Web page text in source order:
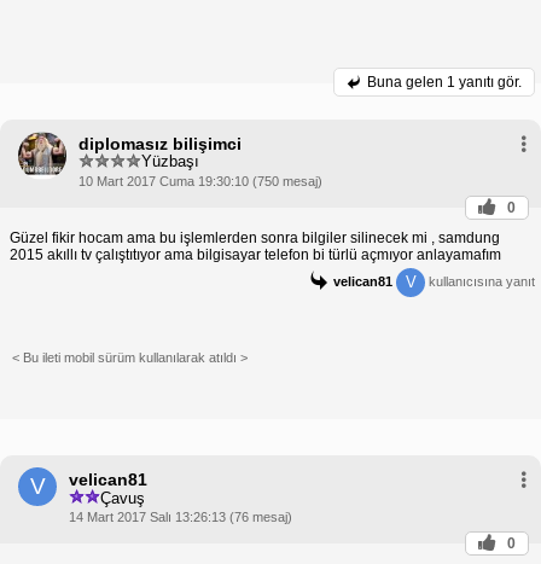
Buna gelen 1 yanıtı gör.
diplomasız bilişimci
Yüzbaşı
10 Mart 2017 Cuma 19:30:10 (750 mesaj)
0
Güzel fikir hocam ama bu işlemlerden sonra bilgiler silinecek mi , samdung
2015 akıllı tv çalıştıtıyor ama bilgisayar telefon bi türlü açmıyor anlayamafım
velican81 V kullanıcısına yanıt
< Bu ileti mobil sürüm kullanılarak atıldı >
V velican81
Çavuş
14 Mart 2017 Salı 13:26:13 (76 mesaj)
0